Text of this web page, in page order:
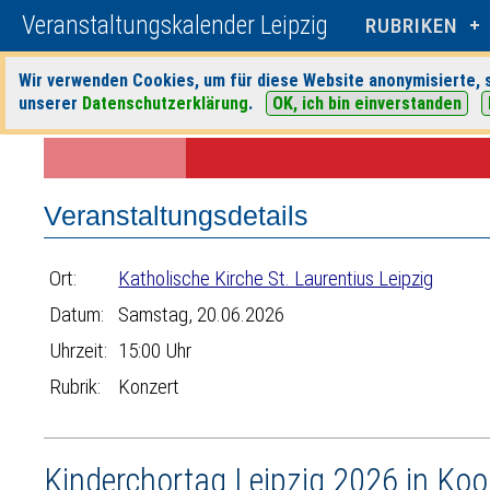
Veranstaltungskalender Leipzig RUBRIKEN
Wir verwenden Cookies, um für diese Website
unserer Datenschutzerklärung. OK, ich bin einverstanden
Startseite>Veranstaltungen>Suche> Konzert >Katholische
Veranstaltungsdetails
Ort:
Katholische Kirche St. Laurentius Leipzig
Datum:
Samstag, 20.06.2026
Uhrzeit: 15:00 Uhr
Rubrik:
Konzert
Kinderchortag Leipzig 2026 in